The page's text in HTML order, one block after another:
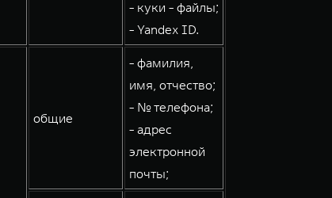
- куки - файлы;
- Yandex ID.
общие
- фамилия,
имя, отчество;
- № телефона;
- адрес
электронной
почты;